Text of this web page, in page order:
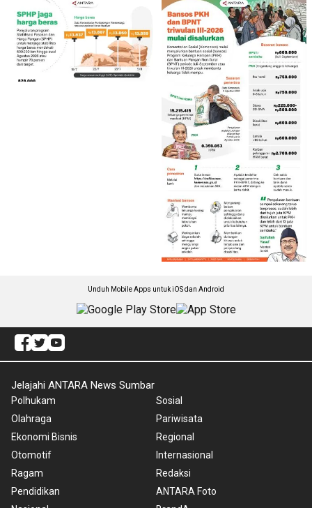
Unduh Mobile Apps untuk iOS dan Android
Jelajahi ANTARA News Sumbar
Polhukam
Olahraga
Ekonomi Bisnis
Otomotif
Ragam
Pendidikan
Sosial
Pariwisata
Regional
Internasional
Redaksi
ANTARA Foto